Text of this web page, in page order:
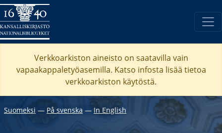
Verkkoarkiston aineisto on saatavilla vain
vapaakappaletyöasemilla. Katso infosta lisää tietoa
verkkoarkiston käytöstä.
Suomeksi ― På svenska ― In English